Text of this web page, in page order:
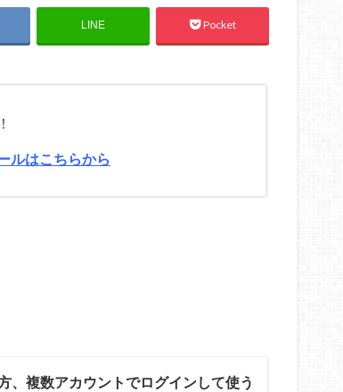
LINE Pocket
ルはこちらから
複数アカウントでログインして使う